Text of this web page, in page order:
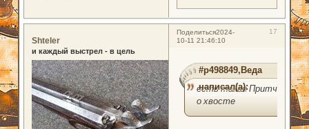
Поделиться 17
2024-
10-11 21:46:10
Shteler
и каждый выстрел - в цель
#p498849,Веда
написал(а):
есть такая Притча
о хвосте